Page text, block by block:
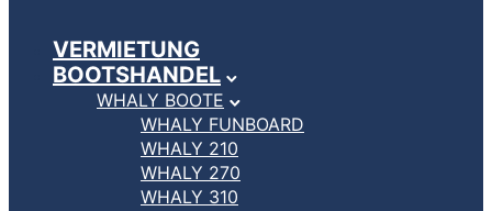
VERMIETUNG
BOOTSHANDEL
WHALY BOOTE
WHALY FUNBOARD
WHALY 210
WHALY 270
WHALY 310